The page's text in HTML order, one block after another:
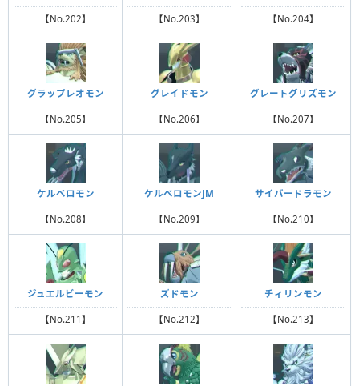
【No.202】 【No.203】 【No.204】
グラップレオモン
【No.205】
グレイドモン
【No.206】
グレートグリズモン
【No.207】
ケルベロモン
【No.208】
ケルベロモンJM
【No.209】
サイバードラモン
【No.210】
ジュエルビーモン
【No.211】
ズドモン
【No.212】
チィリンモン
【No.213】